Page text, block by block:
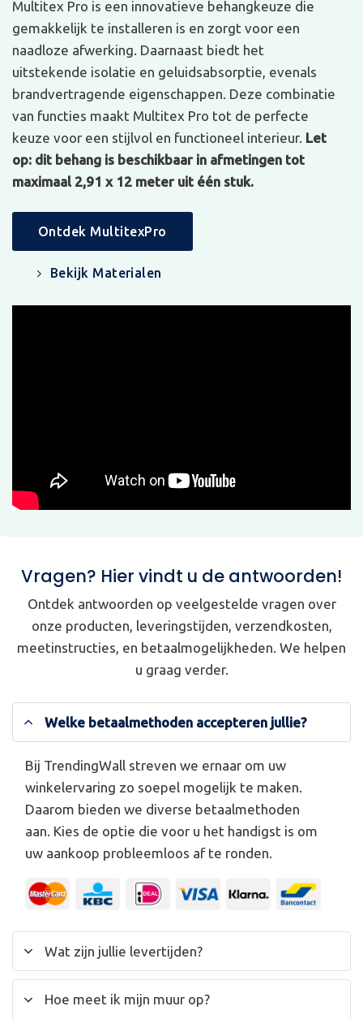
Multitex Pro is een innovatieve behangkeuze die
gemakkelijk te installeren is en zorgt voor een
naadloze afwerking. Daarnaast biedt het
uitstekende isolatie en geluidsabsorptie, evenals
brandvertragende eigenschappen. Deze combinatie
van functies maakt Multitex Pro tot de perfecte
keuze voor een stijlvol en functioneel interieur. Let
op: dit behang is beschikbaar in afmetingen tot
maximaal 2,91 x 12 meter uit één stuk.
Ontdek MultitexPro
Bekijk Materialen
Vragen? Hier vindt u de antwoorden!
Ontdek antwoorden op veelgestelde vragen over
onze producten, leveringstijden, verzendkosten,
meetinstructies, en betaalmogelijkheden. We helpen
u graag verder.
Welke betaalmethoden accepteren jullie?
Bij TrendingWall streven we ernaar om uw
winkelervaring zo soepel mogelijk te maken.
Daarom bieden we diverse betaalmethoden
aan. Kies de optie die voor u het handigst is om
uw aankoop probleemloos af te ronden.
Wat zijn jullie levertijden?
Hoe meet ik mijn muur op?